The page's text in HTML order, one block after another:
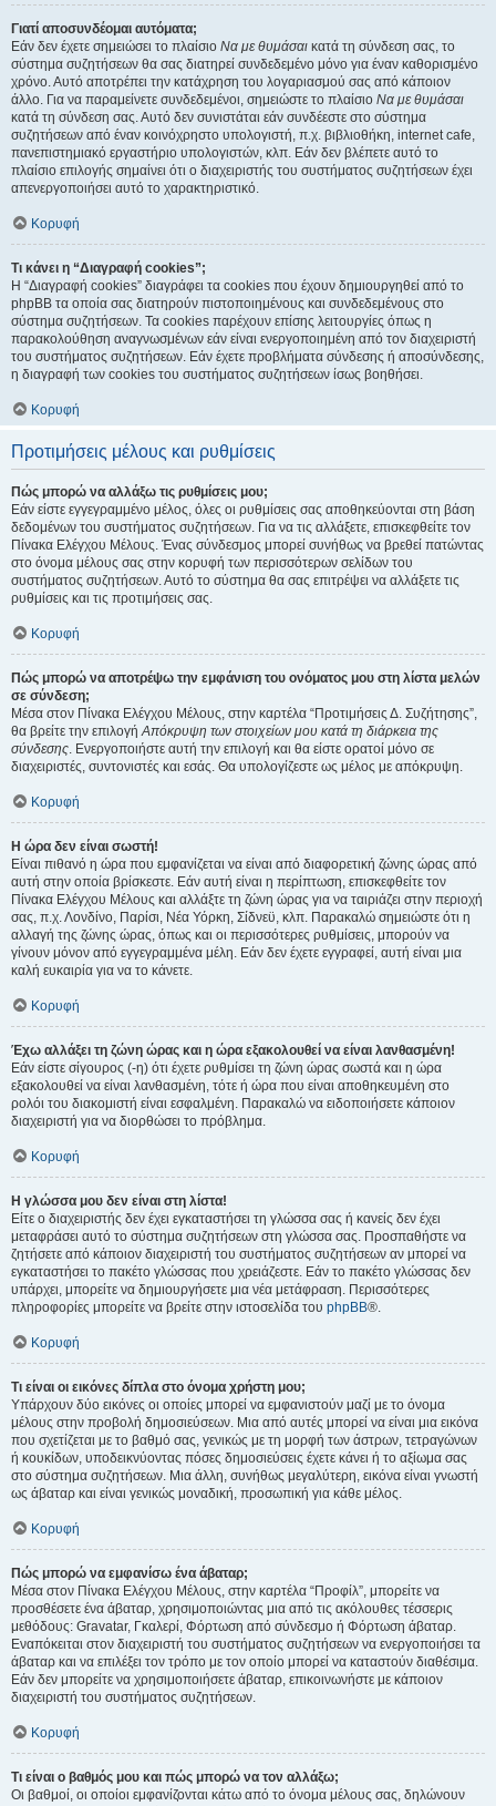
Γιατί αποσυνδέομαι αυτόματα;
Εάν δεν έχετε σημειώσει το πλαίσιο Να με θυμάσαι κατά τη σύνδεση σας, το
σύστημα συζητήσεων θα σας διατηρεί συνδεδεμένο μόνο για έναν καθορισμένο
χρόνο. Αυτό αποτρέπει την κατάχρηση του λογαριασμού σας από κάποιον
άλλο. Για να παραμείνετε συνδεδεμένοι, σημειώστε το πλαίσιο Να με θυμάσαι
κατά τη σύνδεση σας. Αυτό δεν συνιστάται εάν συνδέεστε στο σύστημα
συζητήσεων από έναν κοινόχρηστο υπολογιστή, π.χ. βιβλιοθήκη, internet cafe,
πανεπιστημιακό εργαστήριο υπολογιστών, κλπ. Εάν δεν βλέπετε αυτό το
πλαίσιο επιλογής σημαίνει ότι ο διαχειριστής του συστήματος συζητήσεων έχει
απενεργοποιήσει αυτό το χαρακτηριστικό.
Κορυφή
Τι κάνει η “Διαγραφή cookies”;
Η “Διαγραφή cookies” διαγράφει τα cookies που έχουν δημιουργηθεί από το
phpBB τα οποία σας διατηρούν πιστοποιημένους και συνδεδεμένους στο
σύστημα συζητήσεων. Τα cookies παρέχουν επίσης λειτουργίες όπως η
παρακολούθηση αναγνωσμένων εάν είναι ενεργοποιημένη από τον διαχειριστή
του συστήματος συζητήσεων. Εάν έχετε προβλήματα σύνδεσης ή αποσύνδεσης,
η διαγραφή των cookies του συστήματος συζητήσεων ίσως βοηθήσει.
Κορυφή
Προτιμήσεις μέλους και ρυθμίσεις
Πώς μπορώ να αλλάξω τις ρυθμίσεις μου;
Εάν είστε εγγεγραμμένο μέλος, όλες οι ρυθμίσεις σας αποθηκεύονται στη βάση
δεδομένων του συστήματος συζητήσεων. Για να τις αλλάξετε, επισκεφθείτε τον
Πίνακα Ελέγχου Μέλους. Ένας σύνδεσμος μπορεί συνήθως να βρεθεί πατώντας
στο όνομα μέλους σας στην κορυφή των περισσότερων σελίδων του
συστήματος συζητήσεων. Αυτό το σύστημα θα σας επιτρέψει να αλλάξετε τις
ρυθμίσεις και τις προτιμήσεις σας.
Κορυφή
Πώς μπορώ να αποτρέψω την εμφάνιση του ονόματος μου στη λίστα μελών
σε σύνδεση;
Μέσα στον Πίνακα Ελέγχου Μέλους, στην καρτέλα “Προτιμήσεις Δ. Συζήτησης”,
θα βρείτε την επιλογήΑπόκρυψη των στοιχείων μου κατά τη διάρκεια της
σύνδεσης. Ενεργοποιήστε αυτή την επιλογή και θα είστε ορατοί μόνο σε
διαχειριστές, συντονιστές και εσάς. Θα υπολογίζεστε ως μέλος με απόκρυψη.
Κορυφή
Η ώρα δεν είναι σωστή!
Είναι πιθανό η ώρα που εμφανίζεται να είναι από διαφορετική ζώνης ώρας από
αυτή στην οποία βρίσκεστε. Εάν αυτή είναι η περίπτωση, επισκεφθείτε τον
Πίνακα Ελέγχου Μέλους και αλλάξτε τη ζώνη ώρας για να ταιριάζει στην περιοχή
σας, π.χ. Λονδίνο, Παρίσι, Νέα Υόρκη, Σίδνεϋ, κλπ. Παρακαλώ σημειώστε ότι η
αλλαγή της ζώνης ώρας, όπως και οι περισσότερες ρυθμίσεις, μπορούν να
γίνουν μόνον από εγγεγραμμένα μέλη. Εάν δεν έχετε εγγραφεί, αυτή είναι μια
καλή ευκαιρία για να το κάνετε.
Κορυφή
Έχω αλλάξει τη ζώνη ώρας και η ώρα εξακολουθεί να είναι λανθασμένη!
Εάν είστε σίγουρος (-η) ότι έχετε ρυθμίσει τη ζώνη ώρας σωστά και η ώρα
εξακολουθεί να είναι λανθασμένη, τότε ή ώρα που είναι αποθηκευμένη στο
ρολόι του διακομιστή είναι εσφαλμένη. Παρακαλώ να ειδοποιήσετε κάποιον
διαχειριστή για να διορθώσει το πρόβλημα.
Κορυφή
Η γλώσσα μου δεν είναι στη λίστα!
Είτε ο διαχειριστής δεν έχει εγκαταστήσει τη γλώσσα σας ή κανείς δεν έχει
μεταφράσει αυτό το σύστημα συζητήσεων στη γλώσσα σας. Προσπαθήστε να
ζητήσετε από κάποιον διαχειριστή του συστήματος συζητήσεων αν μπορεί να
εγκαταστήσει το πακέτο γλώσσας που χρειάζεστε. Εάν το πακέτο γλώσσας δεν
υπάρχει, μπορείτε να δημιουργήσετε μια νέα μετάφραση. Περισσότερες
πληροφορίες μπορείτε να βρείτε στην ιστοσελίδα του phpBB®.
Κορυφή
Τι είναι οι εικόνες δίπλα στο όνομα χρήστη μου;
Υπάρχουν δύο εικόνες οι οποίες μπορεί να εμφανιστούν μαζί με το όνομα
μέλους στην προβολή δημοσιεύσεων. Μια από αυτές μπορεί να είναι μια εικόνα
που σχετίζεται με το βαθμό σας, γενικώς με τη μορφή των άστρων, τετραγώνων
ή κουκίδων, υποδεικνύοντας πόσες δημοσιεύσεις έχετε κάνει ή το αξίωμα σας
στο σύστημα συζητήσεων. Μια άλλη, συνήθως μεγαλύτερη, εικόνα είναι γνωστή
ως άβαταρ και είναι γενικώς μοναδική, προσωπική για κάθε μέλος.
Κορυφή
Πώς μπορώ να εμφανίσω ένα άβαταρ;
Μέσα στον Πίνακα Ελέγχου Μέλους, στην καρτέλα “Προφίλ”, μπορείτε να
προσθέσετε ένα άβαταρ, χρησιμοποιώντας μια από τις ακόλουθες τέσσερις
μεθόδους: Gravatar, Γκαλερί, Φόρτωση από σύνδεσμο ή Φόρτωση άβαταρ.
Εναπόκειται στον διαχειριστή του συστήματος συζητήσεων να ενεργοποιήσει τα
άβαταρ και να επιλέξει τον τρόπο με τον οποίο μπορεί να καταστούν διαθέσιμα.
Εάν δεν μπορείτε να χρησιμοποιήσετε άβαταρ, επικοινωνήστε με κάποιον
διαχειριστή του συστήματος συζητήσεων.
Κορυφή
Τι είναι ο βαθμός μου και πώς μπορώ να τον αλλάξω;
Οι βαθμοί, οι οποίοι εμφανίζονται κάτω από το όνομα μέλους σας, δηλώνουν